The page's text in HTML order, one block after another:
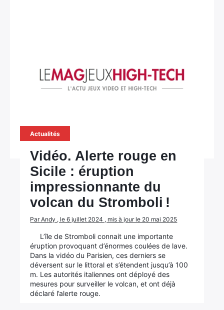
Actualités
Vidéo. Alerte rouge en
Sicile : éruption
impressionnante du
volcan du Stromboli !
Par Andy , le 6 juillet 2024 , mis à jour le 20 mai 2025
L’île de Stromboli connait une importante
éruption provoquant d’énormes coulées de lave.
Dans la vidéo du Parisien, ces derniers se
déversent sur le littoral et s’étendent jusqu’à 100
m. Les autorités italiennes ont déployé des
mesures pour surveiller le volcan, et ont déjà
déclaré l’alerte rouge.